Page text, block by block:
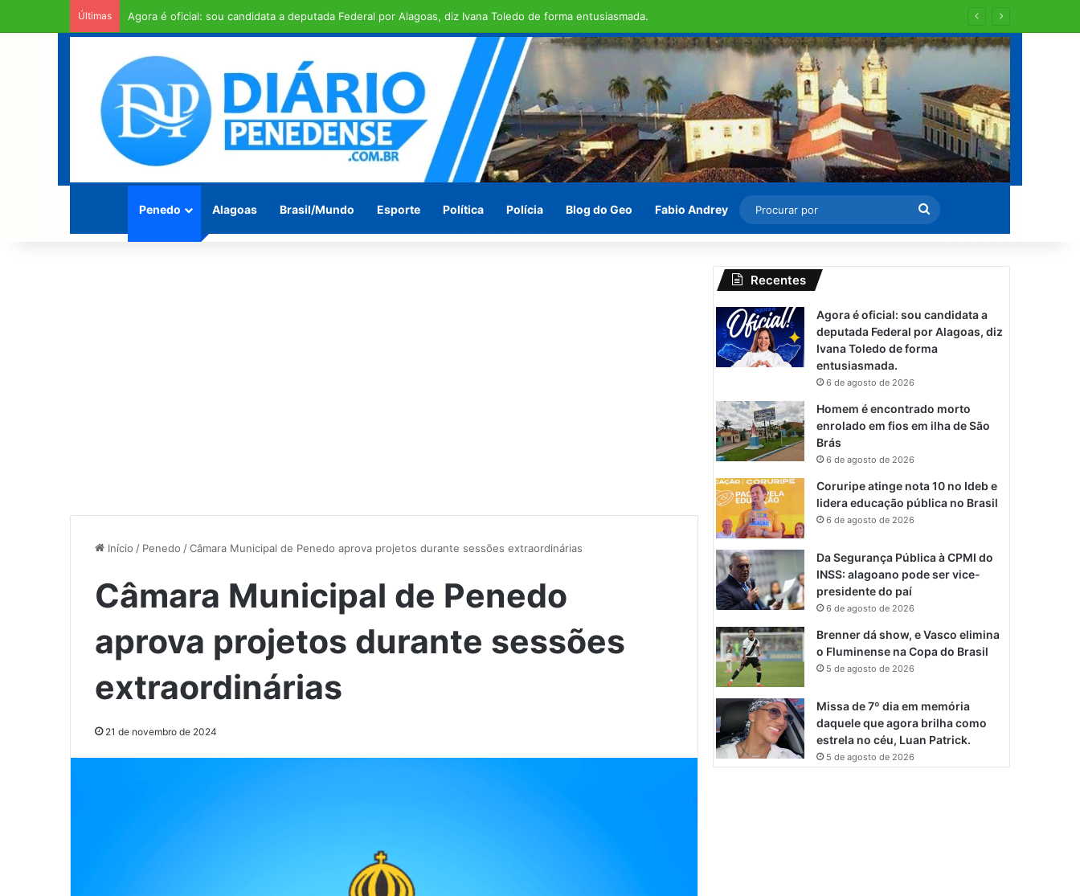
Últimas Homem é encontrado morto enrolado em fios em ilha de São Brás
Penedo Alagoas Brasil/Mundo Esporte Política Polícia Blog do Geo Fabio Andrey
Procurar
por
Início / Penedo /Câmara Municipal de Penedo aprova projetos durante sessões extraordinárias
Câmara Municipal de Penedo
aprova projetos durante sessões
extraordinárias
21 de novembro de 2024
Recentes
Agora é oficial: sou candidata a
deputada Federal por Alagoas, diz
Ivana Toledo de forma
entusiasmada.
6 de agosto de 2026
Homem é encontrado morto
enrolado em fios em ilha de São
Brás
6 de agosto de 2026
Coruripe atinge nota 10 no Ideb e
lidera educação pública no Brasil
6 de agosto de 2026
Da Segurança Pública à CPMI do
INSS: alagoano pode ser vice-
presidente do paí
6 de agosto de 2026
Brenner dá show, e Vasco elimina
o Fluminense na Copa do Brasil
5 de agosto de 2026
Missa de 7º dia em memória
daquele que agora brilha como
estrela no céu, Luan Patrick.
5 de agosto de 2026